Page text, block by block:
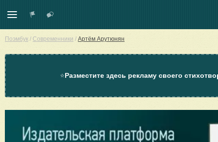
Поэмбук / Современники / Артём Арутюнян
⭐Разместите здесь рекламу своего